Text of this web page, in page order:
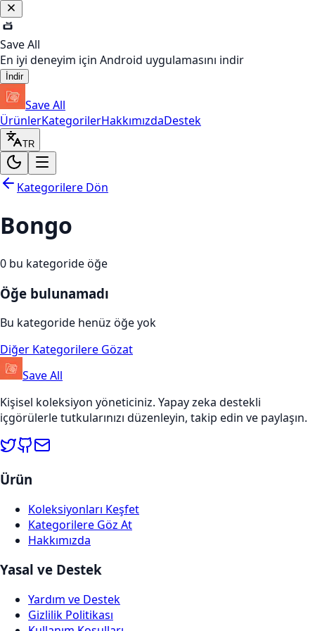
Save All
En iyi deneyim için Android uygulamasını indir
İndir
Save All
ÜrünlerKategorilerHakkımızdaDestek
TR
Kategorilere Dön
Bongo
0 bu kategoride öğe
Öğe bulunamadı
Bu kategoride henüz öğe yok
Diğer Kategorilere Gözat
Save All
Kişisel koleksiyon yöneticiniz. Yapay zeka destekli
içgörülerle tutkularınızı düzenleyin, takip edin ve paylaşın.
Ürün
Koleksiyonları Keşfet
Kategorilere Göz At
Hakkımızda
Yasal ve Destek
Yardım ve Destek
Gizlilik Politikası